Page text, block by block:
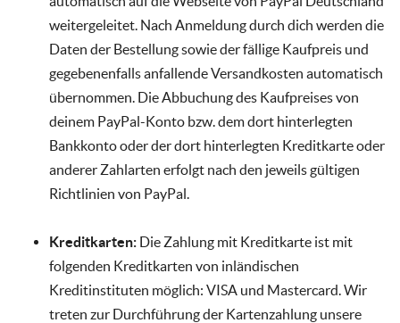
weitergeleitet. Nach Anmeldung durch dich werden die
Daten der Bestellung sowie der fällige Kaufpreis und
gegebenenfalls anfallende Versandkosten automatisch
übernommen. Die Abbuchung des Kaufpreises von
deinem PayPal-Konto bzw. dem dort hinterlegten
Bankkonto oder der dort hinterlegten Kreditkarte oder
anderer Zahlarten erfolgt nach den jeweils gültigen
Richtlinien von PayPal.
Kreditkarten: Die Zahlung mit Kreditkarte ist mit
folgenden Kreditkarten von inländischen
Kreditinstituten möglich: VISA und Mastercard. Wir
treten zur Durchführung der Kartenzahlung unsere